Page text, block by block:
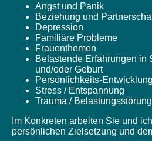
Angst und Panik
Beziehung und
Depression
Familiäre Probleme
Frauenthemen
Belastende Erfahrungen in
und/oder Geburt
Persönlichkeits-Entwicklung
Stress / Entspannung
Trauma / Belastungsstörung
Im Konkreten arbeiten Sie und
persönlichen Zielsetzung und